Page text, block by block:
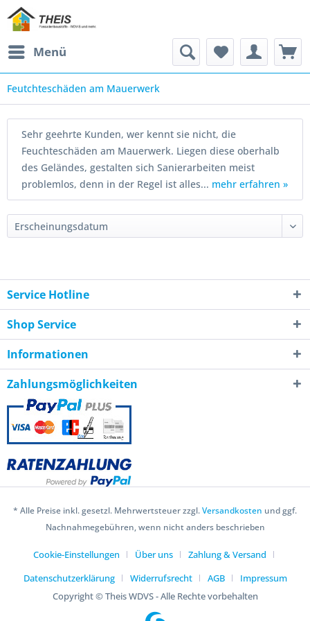
Menü
Feutchteschäden am Mauerwerk
Sehr geehrte Kunden, wer kennt sie nicht, die
Feuchteschäden am Mauerwerk. Liegen diese oberhalb
des Geländes, gestalten sich Sanierarbeiten meist
problemlos, denn in der Regel ist alles... mehr erfahren »
Service Hotline
Shop Service
Informationen
Zahlungsmöglichkeiten
* Alle Preise inkl. gesetzl. Mehrwertsteuer zzgl.Versandkosten und ggf.
Nachnahmegebühren, wenn nicht anders beschrieben
Cookie-Einstellungen Über uns
Zahlung & Versand
Datenschutzerklärung
Widerrufsrecht AGB
Impressum
Copyright © Theis WDVS - Alle Rechte vorbehalten